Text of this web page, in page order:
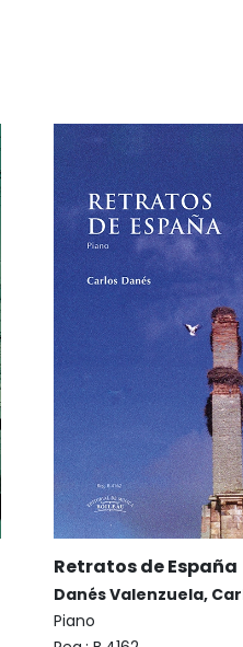
Retratos de España
Danés Valenzuela,
Piano